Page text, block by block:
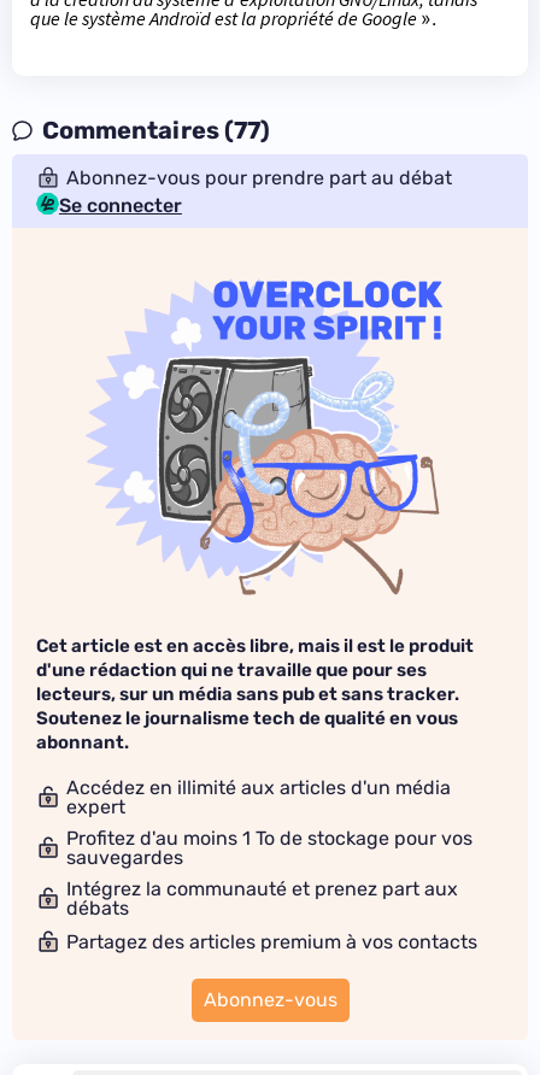
que le système Androïd est la propriété de Google ».
Commentaires (77)
Abonnez-vous pour prendre part au débat
Se connecter
Cet article est en accès libre, mais il est le produit
d'une rédaction qui ne travaille que pour ses
lecteurs, sur un média sans pub et sans tracker.
Soutenez le journalisme tech de qualité en vous
abonnant.
Accédez en illimité aux articles d'un média
expert
Profitez d'au moins 1 To de stockage pour vos
sauvegardes
Intégrez la communauté et prenez part aux
débats
Partagez des articles premium à vos contacts
Abonnez-vous